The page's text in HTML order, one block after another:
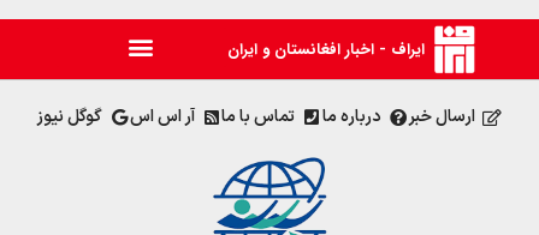
ایراف - اخبار افغانستان و ایران
ارسال خبر درباره ما تماس با ما آر اس اس گوگل نیوز